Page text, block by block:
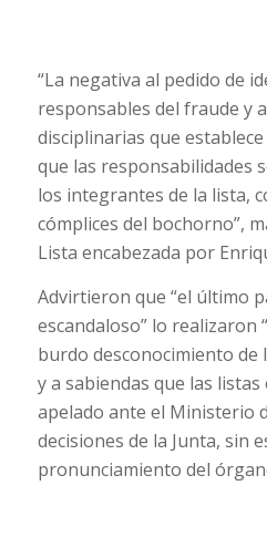
“La negativa al pedido de
responsables del fraude y
disciplinarias que
que las responsabilidades
los integrantes de la lista,
cómplices del bochorno”,
Lista encabezada por
Advirtieron que “el último
escandaloso” lo realizaron
burdo desconocimiento de
y a sabiendas que las
apelado ante el Ministerio
decisiones de la Junta, sin
pronunciamiento del